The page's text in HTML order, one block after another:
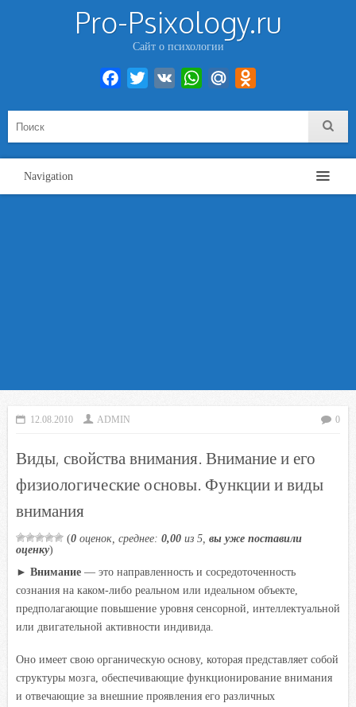
Pro-Psixology.ru
Сайт о психологии
Facebook
Twitter VK WhatsAppMail.Ru
Navigation
12.08.2010 ADMIN 0
Виды, свойства внимания. Внимание и его
физиологические основы. Функции и виды
внимания
(0 оценок, среднее: 0,00 из 5, вы уже поставили
оценку)
► Внимание — это направленность и сосредоточенность
сознания на каком-либо реальном или идеальном объекте,
предполагающие повышение уровня сенсорной, интеллектуальной
или двигательной активности индивида.
Оно имеет свою органическую основу, которая представляет собой
структуры мозга, обеспечивающие функционирование внимания
и отвечающие за внешние проявления его различных